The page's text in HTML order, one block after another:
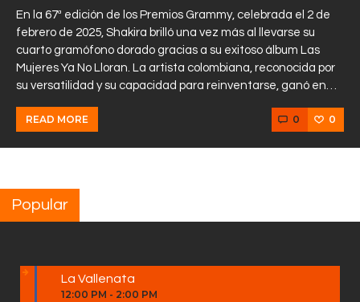
En la 67ª edición de los Premios Grammy, celebrada el 2 de
febrero de 2025, Shakira brilló una vez más al llevarse su
cuarto gramófono dorado gracias a su exitoso álbum Las
Mujeres Ya No Lloran. La artista colombiana, reconocida por
su versatilidad y su capacidad para reinventarse, ganó en…
READ MORE 0 0
Popular
La Vallenata
12:00 PM - 2:00 PM